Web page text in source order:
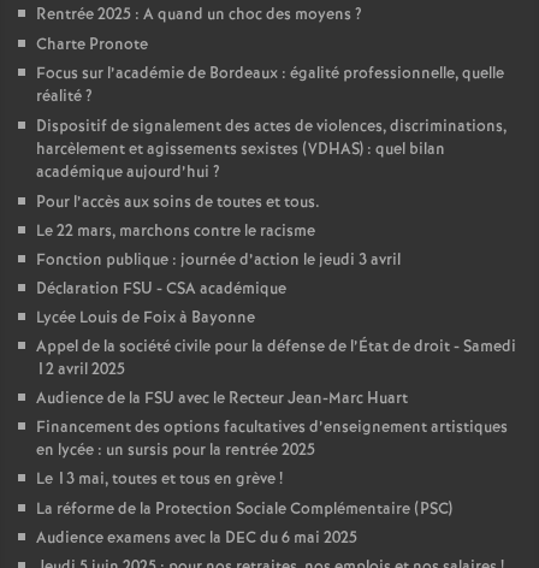
o
u
s
Rentrée 2025 : A quand un choc des moyens ?
Charte Pronote
Focus sur l’académie de Bordeaux : égalité professionnelle, quelle
réalité?
Dispositif de signalement des actes de violences, discriminations,
harcèlement et agissements sexistes (VDHAS) : quel bilan
académique aujourd’hui ?
Pour l’accès aux soins de toutes et tous.
Le 22 mars, marchons contre le racisme
Fonction publique : journée d’action le jeudi 3 avril
Déclaration FSU - CSA académique
Lycée Louis de Foix à Bayonne
Appel de la société civile pour la défense de l’État de droit - Samedi
12 avril 2025
Audience de la FSU avec le Recteur Jean-Marc Huart
Financement des options facultatives d’enseignement artistiques
en lycée : un sursis pour la rentrée 2025
Le 13 mai, toutes et tous en grève!
La réforme de la Protection Sociale Complémentaire (PSC)
Audience examens avec la DEC du 6 mai 2025